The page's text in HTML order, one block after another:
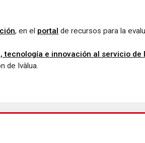
, en el portal de recursos para la
tecnología e innovación al servicio de
de Ivàlua.